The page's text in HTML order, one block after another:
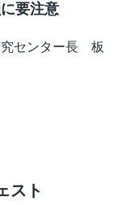
要注意
センター長 板
スト